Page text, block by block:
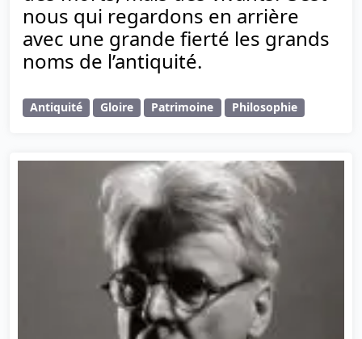
nous qui regardons en arrière
avec une grande fierté les grands
noms de l’antiquité.
Antiquité Gloire Patrimoine Philosophie